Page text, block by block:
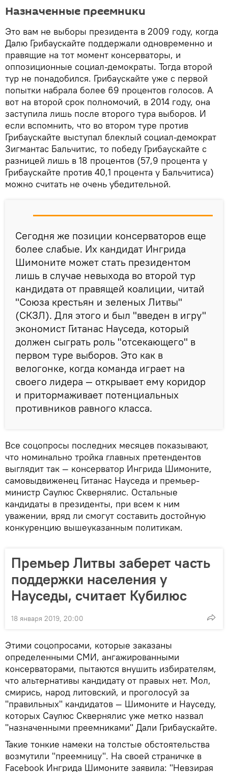
Назначенные преемники
Это вам не выборы президента в 2009 году, когда
Далю Грибаускайте поддержали одновременно и
правящие на тот момент консерваторы, и
оппозиционные социал-демократы. Тогда второй
тур не понадобился. Грибаускайте уже с первой
попытки набрала более 69 процентов голосов. А
вот на второй срок полномочий, в 2014 году, она
заступила лишь после второго тура выборов. И
если вспомнить, что во втором туре против
Грибаускайте выступал блеклый социал-демократ
Зигмантас Бальчитис, то победу Грибаускайте с
разницей лишь в 18 процентов (57,9 процента у
Грибаускайте против 40,1 процента у Бальчитиса)
можно считать не очень убедительной.
Сегодня же позиции консерваторов еще
более слабые. Их кандидат Ингрида
Шимоните может стать президентом
лишь в случае невыхода во второй тур
кандидата от правящей коалиции, читай
"Союза крестьян и зеленых Литвы"
(СКЗЛ). Для этого и был "введен в игру"
экономист Гитанас Науседа, который
должен сыграть роль "отсекающего" в
первом туре выборов. Это как в
велогонке, когда команда играет на
своего лидера — открывает ему коридор
и притормаживает потенциальных
противников равного класса.
Все соцопросы последних месяцев показывают,
что номинально тройка главных претендентов
выглядит так — консерватор Ингрида Шимоните,
самовыдвиженец Гитанас Науседа и премьер-
министр Саулюс Сквернялис. Остальные
кандидаты в президенты, при всем к ним
уважении, вряд ли смогут составить достойную
конкуренцию вышеуказанным политикам.
Премьер Литвы заберет часть
поддержки населения у
Науседы, считает Кубилюс
18 января 2019, 20:00
Этими соцопросами, которые заказаны
определенными СМИ, ангажированными
консерваторами, пытаются внушить избирателям,
что альтернативы кандидату от правых нет. Мол,
смирись, народ литовский, и проголосуй за
"правильных" кандидатов — Шимоните и Науседу,
которых Саулюс Сквернялис уже метко назвал
"назначенными преемниками" Дали Грибаускайте.
Такие тонкие намеки на толстые обстоятельства
возмутили "преемницу". На своей страничке в
Facebook Ингрида Шимоните заявила: "Невзирая